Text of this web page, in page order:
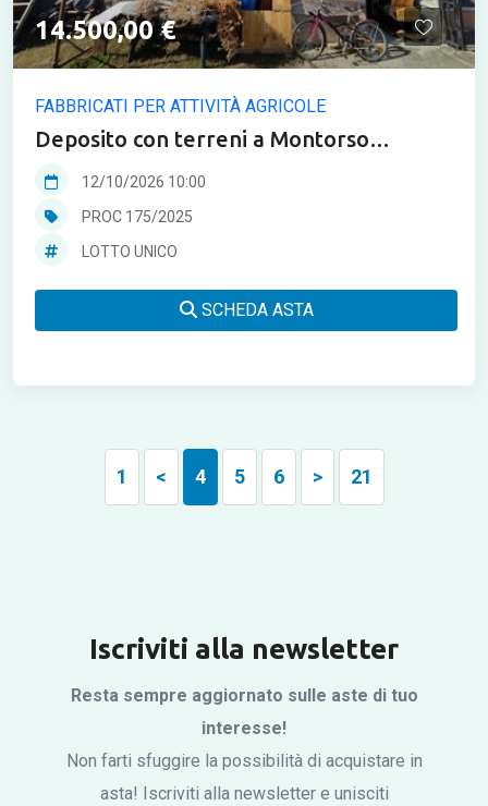
14.500,00 €
FABBRICATI PER ATTIVITÀ AGRICOLE
Deposito con terreni a Montorso
Vicentino in asta
12/10/2026 10:00
PROC 175/2025
LOTTO UNICO
SCHEDA ASTA
1 < 4 5 6 > 21
Iscriviti alla newsletter
Resta sempre aggiornato sulle aste di tuo
interesse!
Non farti sfuggire la possibilità di acquistare in
asta! Iscriviti alla newsletter e unisciti